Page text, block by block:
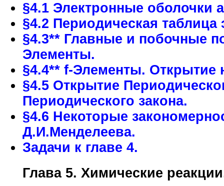
§4.1 Электронные оболочки
§4.2 Периодическая таблица
§4.3** Главные и побочные
Элементы.
§4.4** f-Элементы.
§4.5 Открытие
Периодического закона.
§4.6 Некоторые
Д.И.Менделеева.
Задачи к главе 4.
Глава 5. Химические